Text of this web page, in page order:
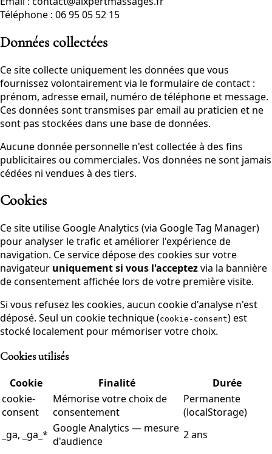
Téléphone : 06 95 05 52 15
Données collectées
Ce site collecte uniquement les données que vous
fournissez volontairement via le formulaire de contact :
prénom, adresse email, numéro de téléphone et message.
Ces données sont transmises par email au praticien et ne
sont pas stockées dans une base de données.
Aucune donnée personnelle n'est collectée à des fins
publicitaires ou commerciales. Vos données ne sont jamais
cédées ni vendues à des tiers.
Cookies
Ce site utilise Google Analytics (via Google Tag Manager)
pour analyser le trafic et améliorer l'expérience de
navigation. Ce service dépose des cookies sur votre
navigateur uniquement si vous l'acceptezvia la bannière
de consentement affichée lors de votre première visite.
Si vous refusez les cookies, aucun cookie d'analyse n'est
déposé. Seul un cookie technique (cookie-consent) est
stocké localement pour mémoriser votre choix.
Cookies utilisés
Cookie
Finalité
Durée
cookie-
consent
Mémorise votre choix de
consentement
Permanente
(localStorage)
_ga, _ga_* Google Analytics — mesure
d'audience
2 ans